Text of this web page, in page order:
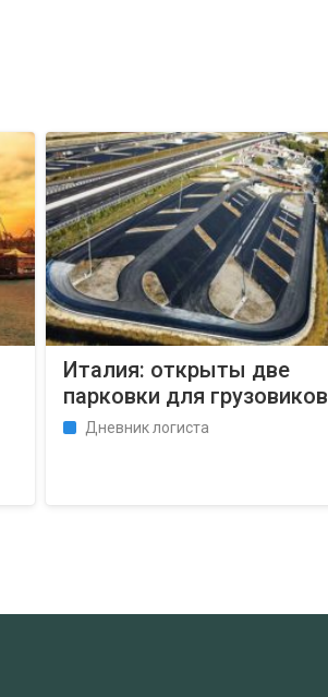
Италия: открыты две
парковки для грузовиков
Дневник логиста